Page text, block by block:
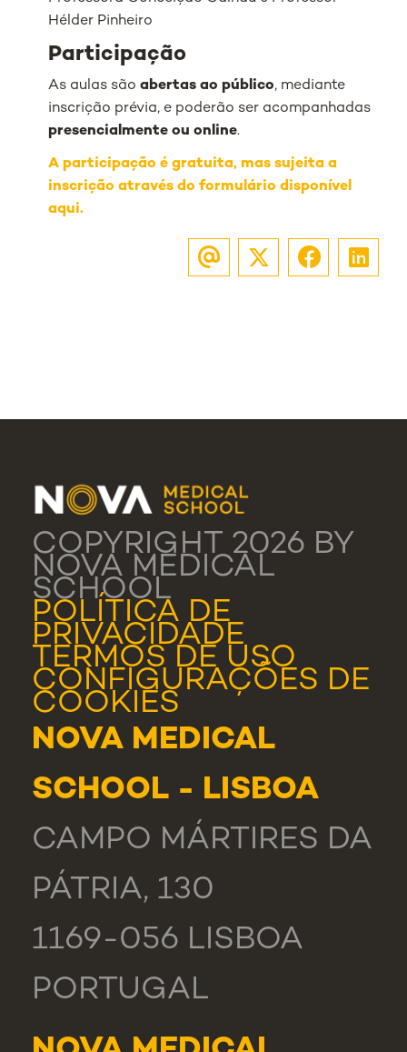
Hélder Pinheiro
Participação
As aulas sãoabertas ao público, mediante
inscrição prévia, e poderão ser acompanhadas
presencialmente ou online.
A participação é gratuita, mas sujeita a
inscrição através do formulário disponível
aqui.
COPYRIGHT 2026 BY
NOVA MEDICAL
SCHOOL
POLÍTICA DE
PRIVACIDADE
TERMOS DE USO
CONFIGURAÇÕES DE
COOKIES
NOVA MEDICAL
SCHOOL - LISBOA
CAMPO MÁRTIRES DA
PÁTRIA, 130
1169-056 LISBOA
PORTUGAL